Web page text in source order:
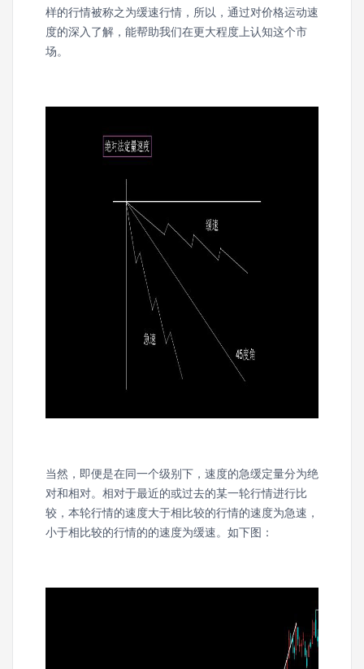
样的行情被称之为缓速行情，所以，通过对价格运动速
度的深入了解，能帮助我们在更大程度上认知这个市
场。
当然，即便是在同一个级别下，速度的急缓定量分为绝
对和相对。相对于最近的或过去的某一轮行情进行比
较，本轮行情的速度大于相比较的行情的速度为急速，
小于相比较的行情的的速度为缓速。如下图：